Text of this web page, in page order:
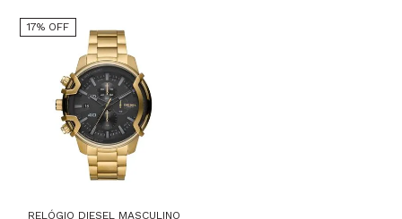
17% OFF
RELÓGIO DIESEL MASCULINO